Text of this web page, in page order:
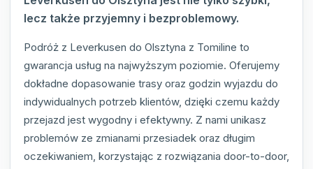
lecz także przyjemny i bezproblemowy.
Podróż z Leverkusen do Olsztyna z Tomiline to
gwarancja usług na najwyższym poziomie. Oferujemy
dokładne dopasowanie trasy oraz godzin wyjazdu do
indywidualnych potrzeb klientów, dzięki czemu każdy
przejazd jest wygodny i efektywny. Z nami unikasz
problemów ze zmianami przesiadek oraz długim
oczekiwaniem, korzystając z rozwiązania door-to-door,